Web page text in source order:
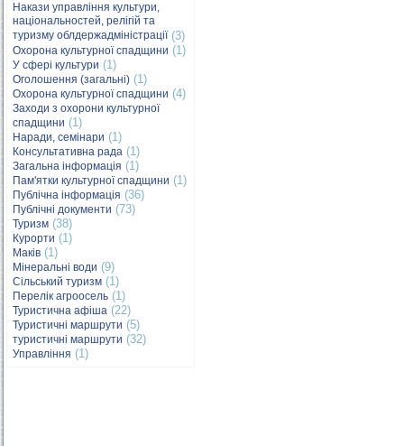
Накази управління культури,
національностей, релігій та
туризму облдержадміністрації(3)
Охорона культурної спадщини (1)
У сфері культури (1)
Оголошення (загальні) (1)
Охорона культурної спадщини (4)
Заходи з охорони культурної
спадщини (1)
Наради, семінари (1)
Консультативна рада (1)
Загальна інформація (1)
Пам'ятки культурної спадщини (1)
Публічна інформація (36)
Публічні документи (73)
Туризм (38)
Курорти (1)
Маків (1)
Мінеральні води (9)
Сільський туризм (1)
Перелік агроосель (1)
Туристична афіша (22)
Туристичні маршрути (5)
туристичні маршрути (32)
Управління (1)